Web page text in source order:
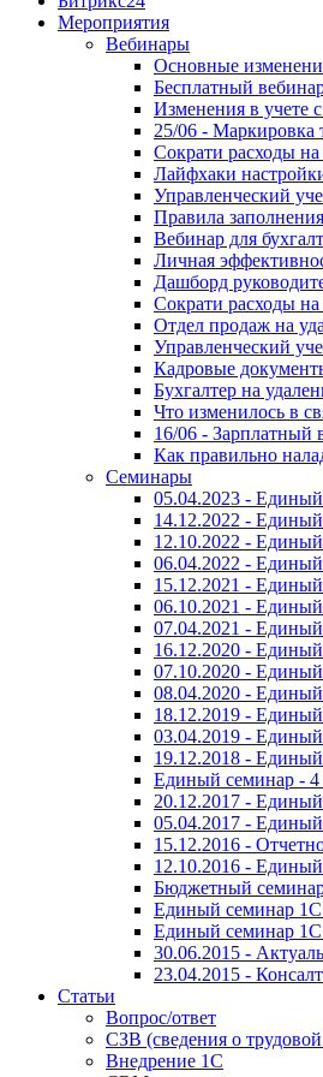
Мероприятия
Вебинары
Основные
Бесплатный
Изменения в учете
25/06 -
Сократи расходы
Лайфхаки
Управленческий
Правила
Вебинар для
Личная
Дашборд
Сократи расходы
Отдел продаж на
Управленческий
Кадровые
Бухгалтер на
Что изменилось в
16/06 -
Как правильно
Семинары
05.04.2023 -
14.12.2022 -
12.10.2022 -
06.04.2022 -
15.12.2021 -
06.10.2021 -
07.04.2021 -
16.12.2020 -
07.10.2020 -
08.04.2020 -
18.12.2019 -
03.04.2019 -
19.12.2018 -
Единый семинар - 4
20.12.2017 -
05.04.2017 -
15.12.2016 -
12.10.2016 -
Бюджетный
Единый семинар 1С
Единый семинар 1С
30.06.2015 -
23.04.2015 -
Статьи
Вопрос/ответ
СЗВ (сведения о трудовой
Внедрение 1С